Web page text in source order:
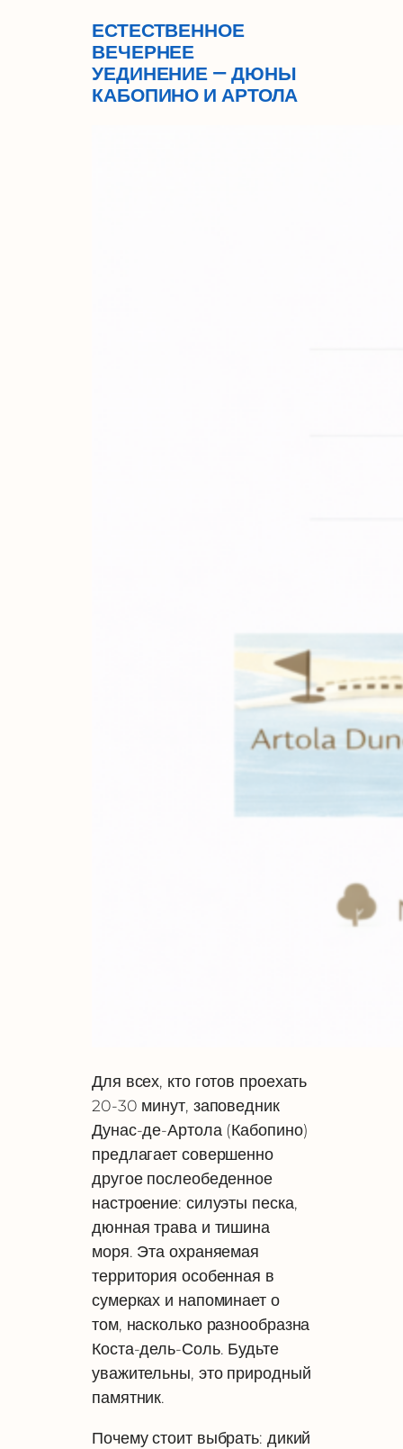
ЕСТЕСТВЕННОЕ
ВЕЧЕРНЕЕ
УЕДИНЕНИЕ — ДЮНЫ
КАБОПИНО И АРТОЛА
Для всех, кто готов проехать
20-30 минут, заповедник
Дунас-де-Артола (Кабопино)
предлагает совершенно
другое послеобеденное
настроение: силуэты песка,
дюнная трава и тишина
моря. Эта охраняемая
территория особенная в
сумерках и напоминает о
том, насколько разнообразна
Коста-дель-Соль. Будьте
уважительны, это природный
памятник.
Почему стоит выбрать: дикий